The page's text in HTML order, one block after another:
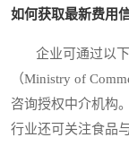
如何获取最新费用
企业可通过以下
（Ministry of
咨询授权中介机构
行业还可关注食品